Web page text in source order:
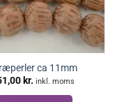
ca 11mm
kr. inkl. moms